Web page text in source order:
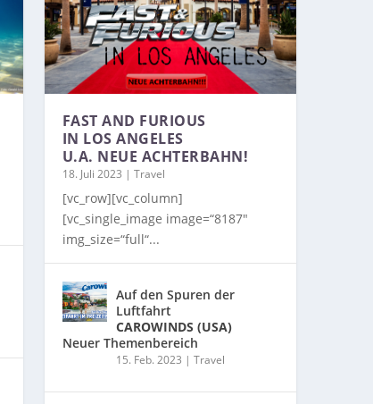
FAST AND FURIOUS
IN LOS ANGELES
U.A. NEUE ACHTERBAHN!
18. Juli 2023 | Travel
[vc_row][vc_column]
[vc_single_image image=“8187″
img_size=“full“...
Auf den Spuren der
Luftfahrt
CAROWINDS (USA)
Neuer Themenbereich
15. Feb. 2023 | Travel